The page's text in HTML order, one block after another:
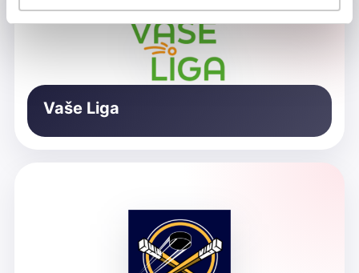
Vaše Liga